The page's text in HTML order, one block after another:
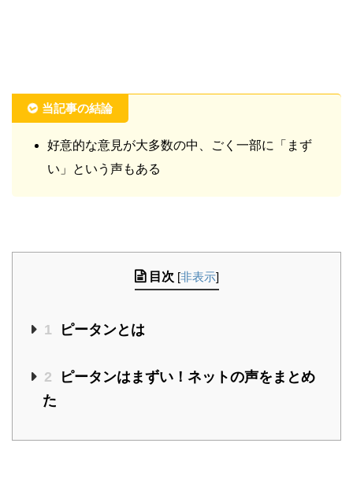
当記事の結論
好意的な意見が大多数の中、ごく一部に「まず
い」という声もある
目次 [非表示]
1 ピータンとは
2
ピータンはまずい！ネットの声をまとめ
た